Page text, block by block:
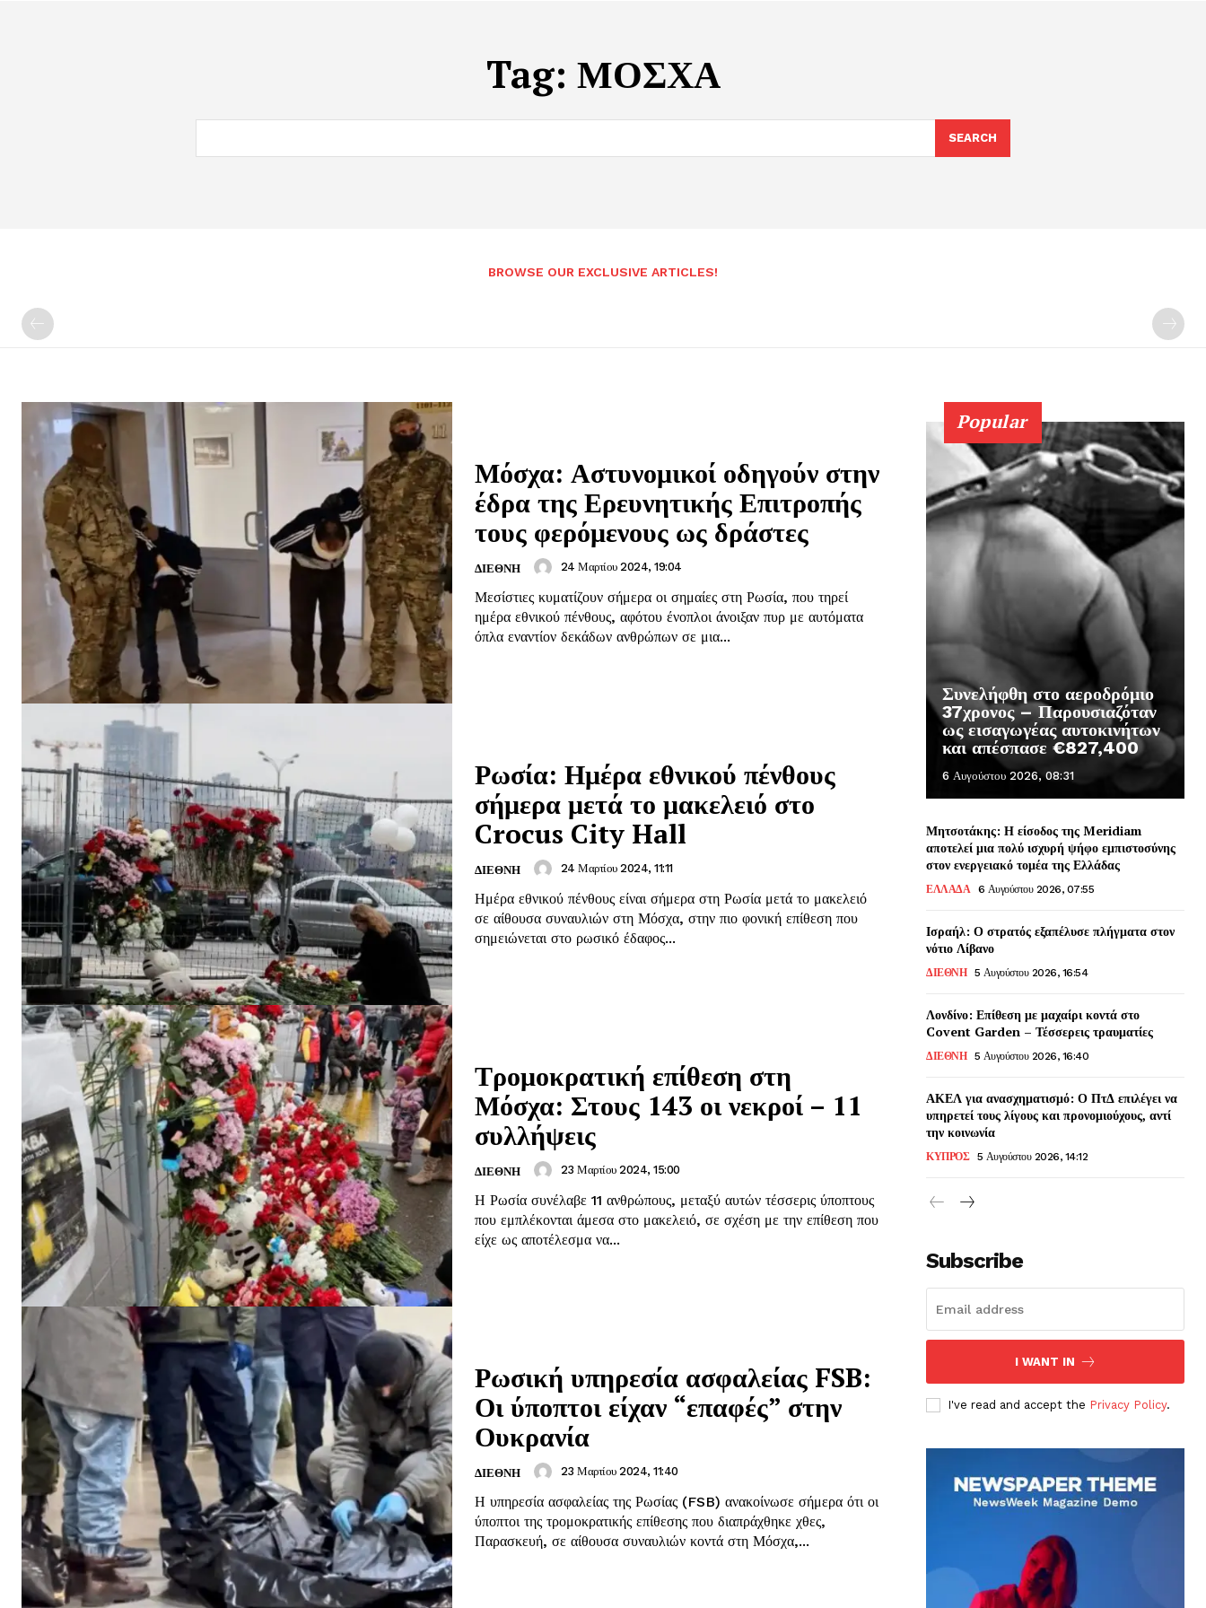
Tag: ΜΟΣΧΑ
SEARCH
BROWSE OUR EXCLUSIVE ARTICLES!
Μόσχα: Αστυνομικοί οδηγούν στην
έδρα της Ερευνητικής Επιτροπής
τους φερόμενους ως δράστες
ΔΙΕΘΝΗ 24 Μαρτίου 2024, 19:04
Μεσίστιες κυματίζουν σήμερα οι σημαίες στη Ρωσία, που τηρεί
ημέρα εθνικού πένθους, αφότου ένοπλοι άνοιξαν πυρ με αυτόματα
όπλα εναντίον δεκάδων ανθρώπων σε μια...
Ρωσία: Ημέρα εθνικού πένθους
σήμερα μετά το μακελειό στο
Crocus City Hall
ΔΙΕΘΝΗ 24 Μαρτίου 2024, 11:11
Ημέρα εθνικού πένθους είναι σήμερα στη Ρωσία μετά το μακελειό
σε αίθουσα συναυλιών στη Μόσχα, στην πιο φονική επίθεση που
σημειώνεται στο ρωσικό έδαφος...
Τρομοκρατική επίθεση στη
Μόσχα: Στους 143 οι νεκροί – 11
συλλήψεις
ΔΙΕΘΝΗ 23 Μαρτίου 2024, 15:00
Η Ρωσία συνέλαβε 11 ανθρώπους, μεταξύ αυτών τέσσερις ύποπτους
που εμπλέκονται άμεσα στο μακελειό, σε σχέση με την επίθεση που
είχε ως αποτέλεσμα να...
Ρωσική υπηρεσία ασφαλείας FSB:
Οι ύποπτοι είχαν “επαφές” στην
Ουκρανία
ΔΙΕΘΝΗ 23 Μαρτίου 2024, 11:40
Η υπηρεσία ασφαλείας της Ρωσίας (FSB) ανακοίνωσε σήμερα ότι οι
ύποπτοι της τρομοκρατικής επίθεσης που διαπράχθηκε χθες,
Παρασκευή, σε αίθουσα συναυλιών κοντά στη Μόσχα,...
Popular
Συνελήφθη στο αεροδρόμιο
37χρονος – Παρουσιαζόταν
ως εισαγωγέας αυτοκινήτων
και απέσπασε €827,400
6 Αυγούστου 2026, 08:31
Μητσοτάκης: Η είσοδος της Meridiam
αποτελεί μια πολύ ισχυρή ψήφο εμπιστοσύνης
στον ενεργειακό τομέα της Ελλάδας
ΕΛΛΑΔΑ 6 Αυγούστου 2026, 07:55
Ισραήλ: Ο στρατός εξαπέλυσε πλήγματα στον
νότιο Λίβανο
ΔΙΕΘΝΗ 5 Αυγούστου 2026, 16:54
Λονδίνο: Επίθεση με μαχαίρι κοντά στο
Covent Garden – Τέσσερεις τραυματίες
ΔΙΕΘΝΗ 5 Αυγούστου 2026, 16:40
ΑΚΕΛ για ανασχηματισμό: Ο ΠτΔ επιλέγει να
υπηρετεί τους λίγους και προνομιούχους, αντί
την κοινωνία
ΚΥΠΡΟΣ 5 Αυγούστου 2026, 14:12
Subscribe
I WANT IN
I've read and accept the Privacy Policy.